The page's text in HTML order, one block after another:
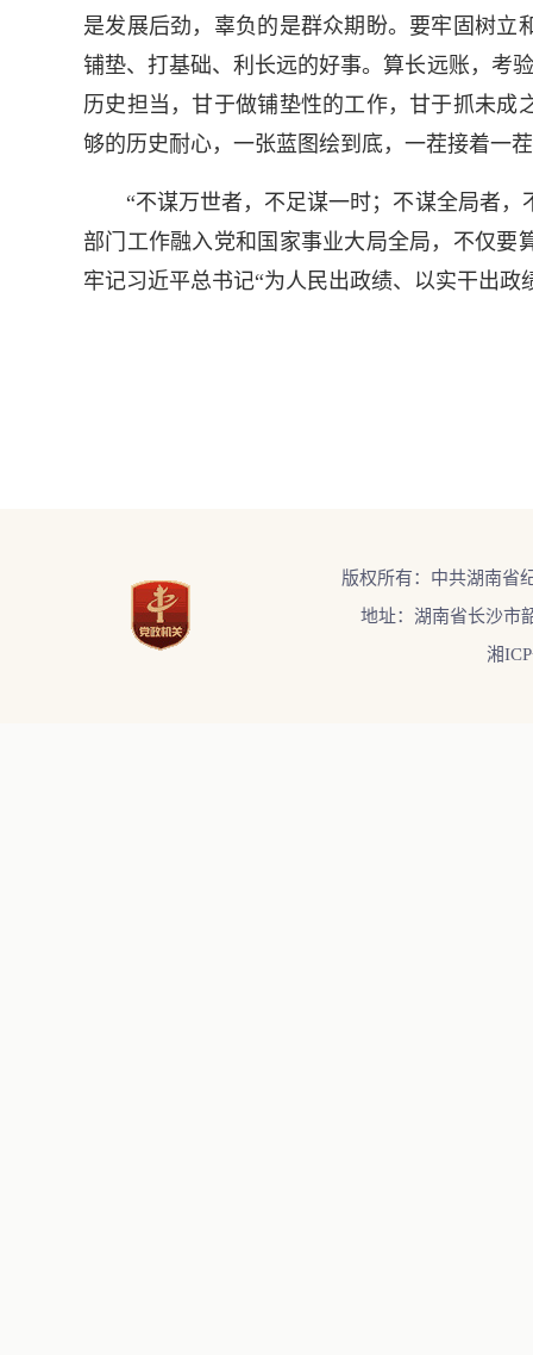
是发展后劲，辜负的是群众期盼。要牢固树
铺垫、打基础、利长远的好事。算长远账，考
历史担当，甘于做铺垫性的工作，甘于抓未
够的历史耐心，一张蓝图绘到底，一茬接着一
“不谋万世者，不足谋一时；不谋全局者，
部门工作融入党和国家事业大局全局，不仅
牢记习近平总书记“为人民出政绩、以实干出
版权所有：中共湖南省
地址：湖南省长沙市
湘